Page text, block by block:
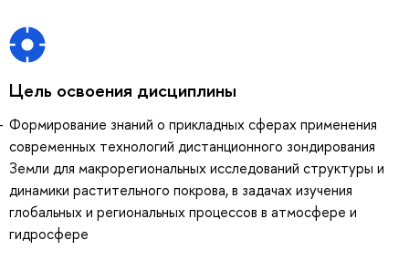
Цель освоения дисциплины
Формирование знаний о прикладных сферах применения
современных технологий дистанционного зондирования
Земли для макрорегиональных исследований структуры и
динамики растительного покрова, в задачах изучения
глобальных и региональных процессов в атмосфере и
гидросфере